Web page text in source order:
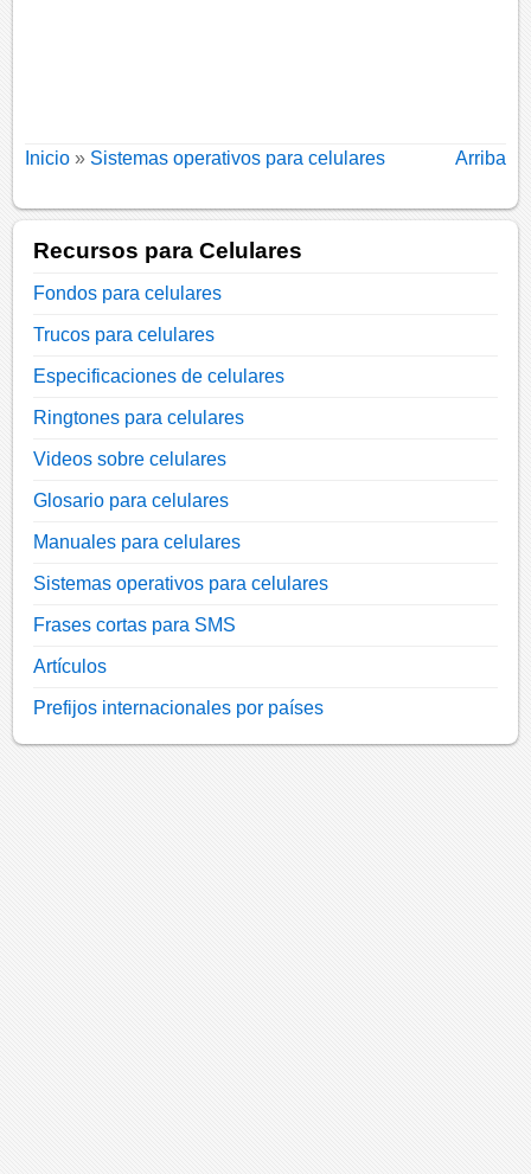
Inicio » Sistemas operativos para celulares Arriba
Recursos para Celulares
Fondos para celulares
Trucos para celulares
Especificaciones de celulares
Ringtones para celulares
Videos sobre celulares
Glosario para celulares
Manuales para celulares
Sistemas operativos para celulares
Frases cortas para SMS
Artículos
Prefijos internacionales por países